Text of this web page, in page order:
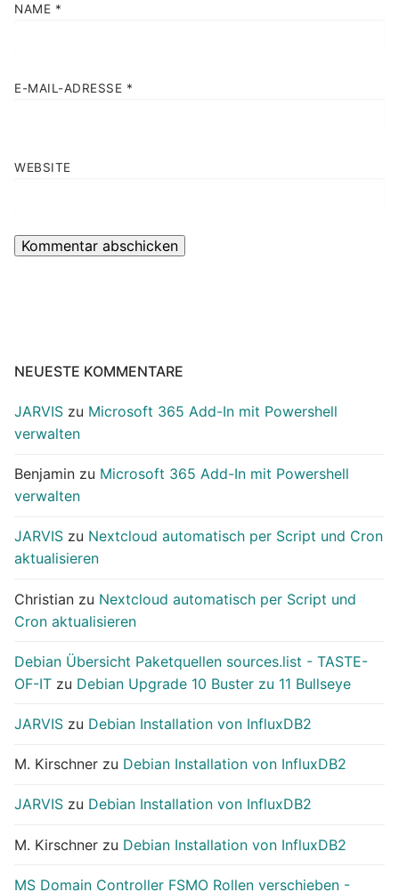
NAME *
E-MAIL-ADRESSE *
WEBSITE
NEUESTE KOMMENTARE
JARVIS zu Microsoft 365 Add-In mit Powershell
verwalten
Benjamin zu Microsoft 365 Add-In mit Powershell
verwalten
JARVIS zu Nextcloud automatisch per Script und Cron
aktualisieren
Christian zu Nextcloud automatisch per Script und
Cron aktualisieren
Debian Übersicht Paketquellen sources.list - TASTE-
OF-IT zu Debian Upgrade 10 Buster zu 11 Bullseye
JARVIS zu Debian Installation von InfluxDB2
M. Kirschner zu Debian Installation von InfluxDB2
JARVIS zu Debian Installation von InfluxDB2
M. Kirschner zu Debian Installation von InfluxDB2
MS Domain Controller FSMO Rollen verschieben -